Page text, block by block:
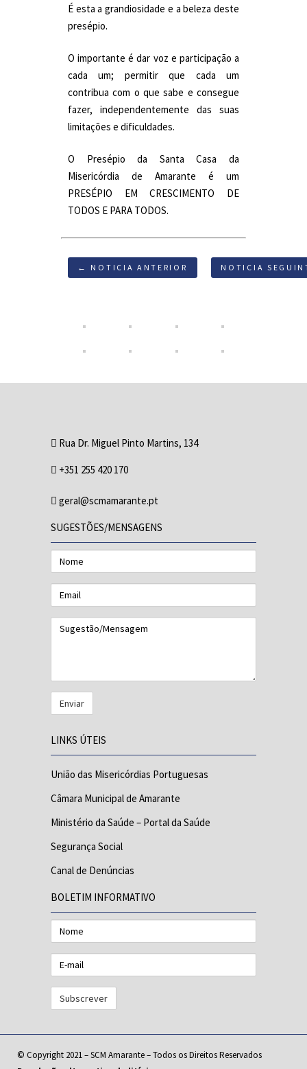
É esta a grandiosidade e a beleza deste
presépio.
O importante é dar voz e participação a
cada um; permitir que cada um
contribua com o que sabe e consegue
fazer, independentemente das suas
limitações e dificuldades.
O Presépio da Santa Casa da
Misericórdia de Amarante é um
PRESÉPIO EM CRESCIMENTO DE
TODOS E PARA TODOS.
← NOTICIA ANTERIOR NOTICIA
Rua Dr. Miguel Pinto Martins, 134
+351 255 420 170
geral@scmamarante.pt
SUGESTÕES/MENSAGENS
Nome
Email
Sugestão/Mensagem
LINKS ÚTEIS
União das Misericórdias Portuguesas
Câmara Municipal de Amarante
Ministério da Saúde – Portal da Saúde
Segurança Social
Canal de Denúncias
BOLETIM INFORMATIVO
Nome
E-
mail
© Copyright 2021 – SCM Amarante – Todos os Direitos Reservados